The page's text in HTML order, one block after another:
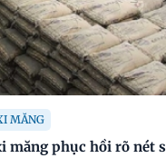
MĂNG
măng phục hồi rõ nét